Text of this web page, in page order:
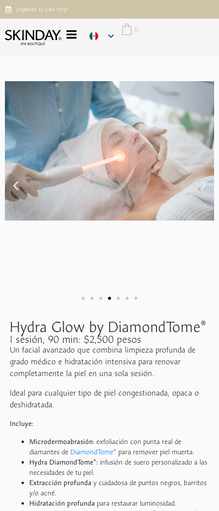
¡Agenda tu cita hoy!
0
Hydra Glow by DiamondTome®
1 sesión, 90 min: $2,500 pesos
Un facial avanzado que combina limpieza profunda de
grado médico e hidratación intensiva para renovar
completamente la piel en una sola sesión.
Ideal para cualquier tipo de piel congestionada, opaca o
deshidratada.
Incluye:
Microdermoabrasión: exfoliación con punta real de
diamantes de DiamondTome® para remover piel muerta.
Hydra DiamondTome®: infusión de suero personalizado a las
necesidades de tu piel.
Extracción profunda y cuidadosa de puntos negros, barritos
y/o acné.
Hidratación profunda para restaurar luminosidad.